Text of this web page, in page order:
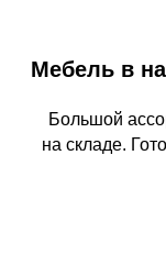
Мебель в
Большой
на складе.